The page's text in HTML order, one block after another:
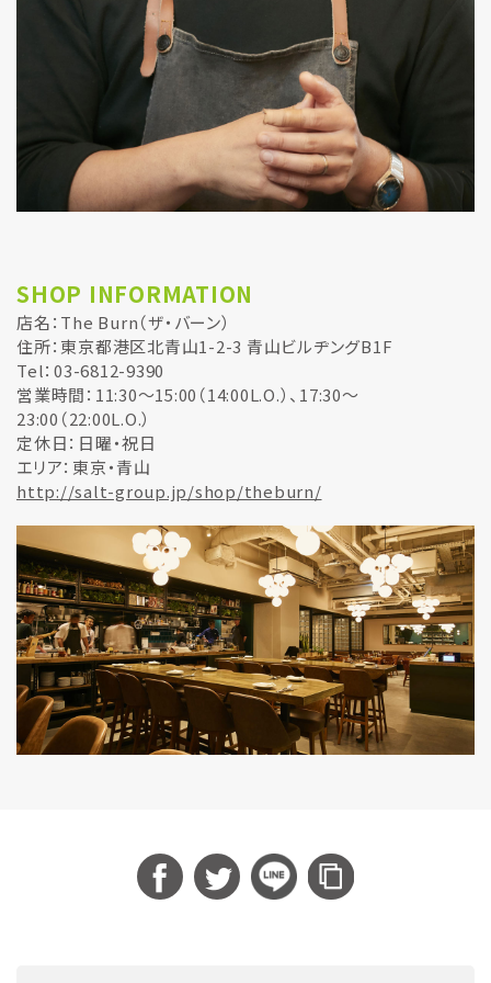
SHOP INFORMATION
店名：The Burn（ザ・バーン）
住所：東京都港区北青山1-2-3 青山ビルヂングB1F
Tel：︎03-6812-9390
営業時間：11:30～15:00（14:00L.O.）、17:30～
23:00（22:00L.O.）
定休日：日曜・祝日
エリア：東京・青山
http://salt-group.jp/shop/theburn/